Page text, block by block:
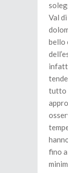
Val
bello
tutto
fino